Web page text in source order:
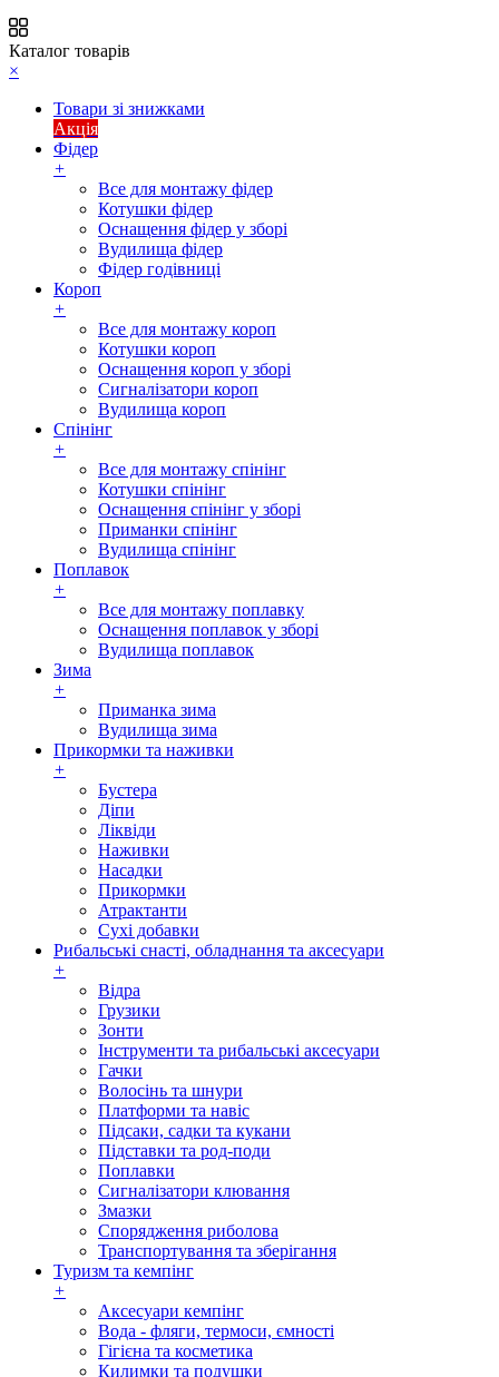
Каталог товарів
×
Товари зі знижками
Акція
Фідер
+
Все для монтажу фідер
Котушки фідер
Оснащення фідер у зборі
Вудилища фідер
Фідер годівниці
Короп
+
Все для монтажу короп
Котушки короп
Оснащення короп у зборі
Сигналізатори короп
Вудилища короп
Спінінг
+
Все для монтажу спінінг
Котушки спінінг
Оснащення спінінг у зборі
Приманки спінінг
Вудилища спінінг
Поплавок
+
Все для монтажу поплавку
Оснащення поплавок у зборі
Вудилища поплавок
Зима
+
Приманка зима
Вудилища зима
Прикормки та наживки
+
Бустера
Діпи
Ліквіди
Наживки
Насадки
Прикормки
Атрактанти
Сухі добавки
Рибальські снасті, обладнання та аксесуари
+
Відра
Грузики
Зонти
Інструменти та рибальські аксесуари
Гачки
Волосінь та шнури
Платформи та навіс
Підсаки, садки та кукани
Підставки та род-поди
Поплавки
Сигналізатори клювання
Змазки
Спорядження риболова
Транспортування та зберігання
Туризм та кемпінг
+
Аксесуари кемпінг
Вода - фляги, термоси, ємності
Гігієна та косметика
Килимки та подушки